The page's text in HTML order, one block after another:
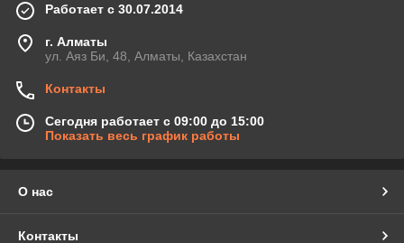
Работает с 30.07.2014
г. Алматы
ул. Аяз Би, 48, Алматы, Казахстан
Контакты
Сегодня работает с 09:00 до 15:00
Показать весь график работы
О нас
Контакты